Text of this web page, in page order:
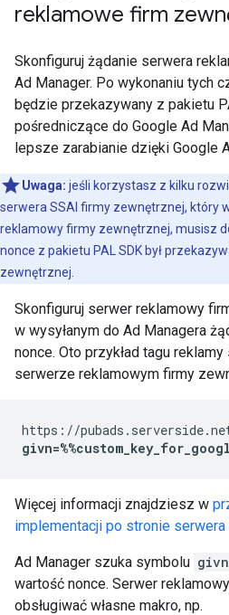
reklamowe firm
Skonfiguruj żądanie serwera
Ad Manager. Po wykonaniu tych
będzie przekazywany z pakietu
pośredniczące do Google Ad
lepsze zarabianie dzięki Google
Uwaga: jeśli korzystasz z kilku
serwera SSAI firmy zewnętrznej, który
reklamowy firmy zewnętrznej, musisz
nonce z pakietu PAL SDK był
zewnętrznej.
Skonfiguruj serwer reklamowy
w wysyłanym do Ad Managera
nonce. Oto przykład tagu
serwerze reklamowym firmy
https://
Więcej informacji znajdziesz w
implementacji po stronie
Ad Manager szuka symbolu
wartość nonce. Serwer
obsługiwać własne makro, np.